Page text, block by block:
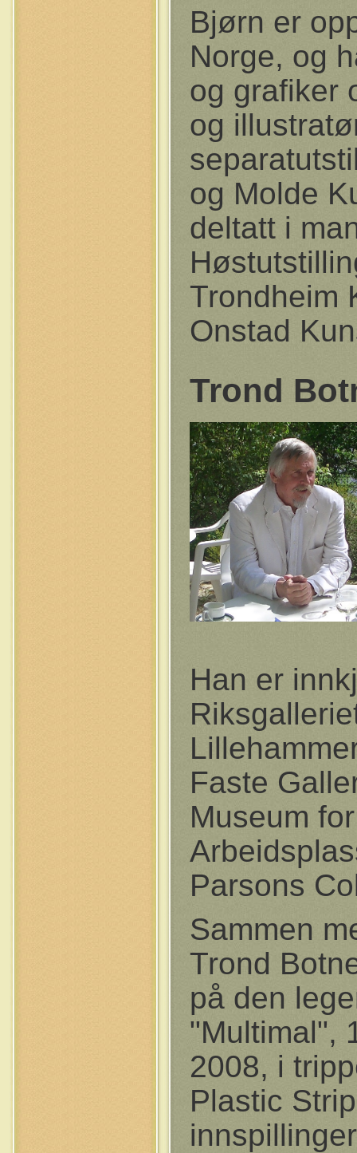
Bjørn er
Norge, og
og grafiker
og
og Molde
deltatt i
Trondheim
Onstad
Trond
Han er
Faste
Museum
Parsons
Sammen
Trond
på den
"Multimal",
2008, i
Plastic